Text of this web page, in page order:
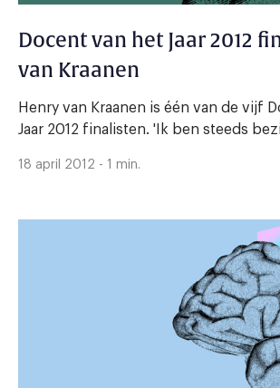
Docent van het Jaar 2012
van Kraanen
Henry van Kraanen is één van de vijf
Jaar 2012 finalisten. 'Ik ben steeds
18 april 2012 - 1 min.